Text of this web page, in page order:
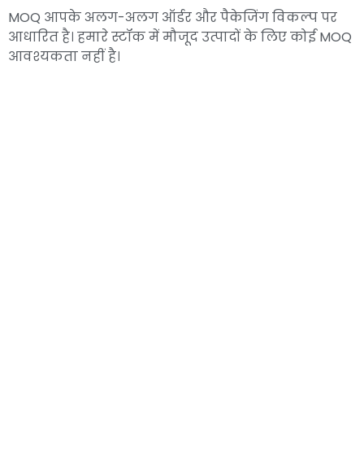
MOQ आपके अलग-अलग ऑर्डर और पैकेजिंग विकल्प पर
आधारित है। हमारे स्टॉक में मौजूद उत्पादों के लिए कोई MOQ
आवश्यकता नहीं है।